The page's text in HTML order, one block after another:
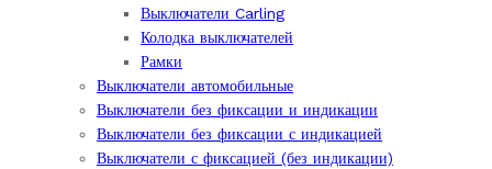
Выключатели Carling
Колодка выключателей
Рамки
Выключатели автомобильные
Выключатели без фиксации и индикации
Выключатели без фиксации с индикацией
Выключатели с фиксацией (без индикации)